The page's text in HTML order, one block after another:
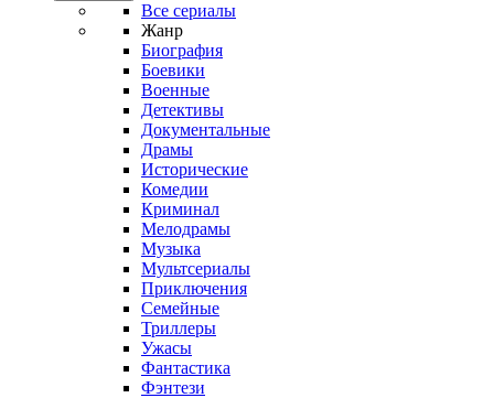
Все сериалы
Жанр
Биография
Боевики
Военные
Детективы
Документальные
Драмы
Исторические
Комедии
Криминал
Мелодрамы
Музыка
Мультсериалы
Приключения
Семейные
Триллеры
Ужасы
Фантастика
Фэнтези